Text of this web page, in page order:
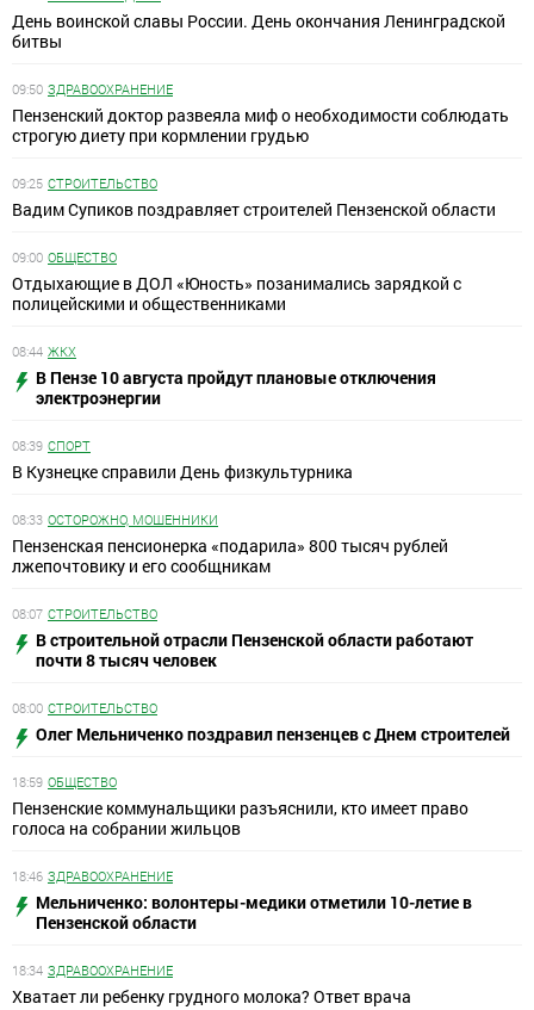
День воинской славы России. День окончания Ленинградской
битвы
09:50 ЗДРАВООХРАНЕНИЕ
Пензенский доктор развеяла миф о необходимости соблюдать
строгую диету при кормлении грудью
09:25 СТРОИТЕЛЬСТВО
Вадим Супиков поздравляет строителей Пензенской области
09:00 ОБЩЕСТВО
Отдыхающие в ДОЛ «Юность» позанимались зарядкой с
полицейскими и общественниками
08:44 ЖКХ
В Пензе 10 августа пройдут плановые отключения
электроэнергии
08:39 СПОРТ
В Кузнецке справили День физкультурника
08:33 ОСТОРОЖНО, МОШЕННИКИ
Пензенская пенсионерка «подарила» 800 тысяч рублей
лжепочтовику и его сообщникам
08:07 СТРОИТЕЛЬСТВО
В строительной отрасли Пензенской области работают
почти 8 тысяч человек
08:00 СТРОИТЕЛЬСТВО
Олег Мельниченко поздравил пензенцев с Днем строителей
18:59 ОБЩЕСТВО
Пензенские коммунальщики разъяснили, кто имеет право
голоса на собрании жильцов
18:46 ЗДРАВООХРАНЕНИЕ
Мельниченко: волонтеры-медики отметили 10-летие в
Пензенской области
18:34 ЗДРАВООХРАНЕНИЕ
Хватает ли ребенку грудного молока? Ответ врача